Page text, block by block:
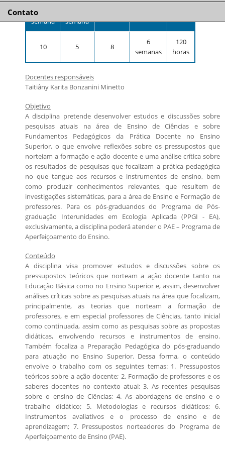
Orientadores disponíveis e número de vagas
Candidatos estrangeiros
Resultado da seleção
Prêmio Mães Pesquisadoras da USP 2025
Contatopor
semana
semana
10 5 8
6
semanas
120
horas
Docentes responsáveis
Taitiâny Karita Bonzanini Minetto
Objetivo
A disciplina pretende desenvolver estudos e discussões sobre
pesquisas atuais na área de Ensino de Ciências e sobre
Fundamentos Pedagógicos da Prática Docente no Ensino
Superior, o que envolve reflexões sobre os pressupostos que
norteiam a formação e ação docente e uma análise crítica sobre
os resultados de pesquisas que focalizam a prática pedagógica
no que tangue aos recursos e instrumentos de ensino, bem
como produzir conhecimentos relevantes, que resultem de
investigações sistemáticas, para a área de Ensino e Formação de
professores. Para os pós-graduandos do Programa de Pós-
graduação Interunidades em Ecologia Aplicada (PPGI - EA),
exclusivamente, a disciplina poderá atender o PAE – Programa de
Aperfeiçoamento do Ensino.
Conteúdo
A disciplina visa promover estudos e discussões sobre os
pressupostos teóricos que norteam a ação docente tanto na
Educação Básica como no Ensino Superior e, assim, desenvolver
análises críticas sobre as pesquisas atuais na área que focalizam,
principalmente, as teorias que norteam a formação de
professores, e em especial professores de Ciências, tanto inicial
como continuada, assim como as pesquisas sobre as propostas
didáticas, envolvendo recursos e instrumentos de ensino.
Também focaliza a Preparação Pedagógica do pós-graduando
para atuação no Ensino Superior. Dessa forma, o conteúdo
envolve o trabalho com os seguintes temas: 1. Pressupostos
teóricos sobre a ação docente; 2. Formação de professores e os
saberes docentes no contexto atual; 3. As recentes pesquisas
sobre o ensino de Ciências; 4. As abordagens de ensino e o
trabalho didático; 5. Metodologias e recursos didáticos; 6.
Instrumentos avaliativos e o processo de ensino e de
aprendizagem; 7. Pressupostos norteadores do Programa de
Aperfeiçoamento de Ensino (PAE).